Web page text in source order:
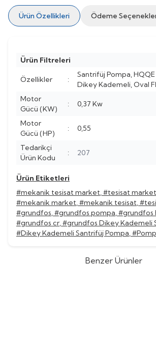
Ürün Özellikleri Ödeme
Ürün Filtreleri
Özellikler :
Santrifüj Pompa,
Dikey Kademeli, Oval
Motor
Gücü (KW)
: 0,37 Kw
Motor
Gücü (HP)
: 0,55
Tedarikçi
Ürün Kodu
: 207
Ürün Etiketleri
#mekanik tesisat market,#tesisat market
#mekanik market,#mekanik tesisat,
#grundfos,#grundfos pompa,#grundfos
#grundfos cr,#grundfos Dikey Kademeli
#Dikey Kademeli Santrifüj Pompa,
Benzer Ürünler